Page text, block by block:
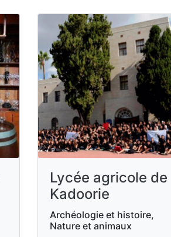
Lycée agricole de
Kadoorie
Archéologie et histoire,
Nature et animaux